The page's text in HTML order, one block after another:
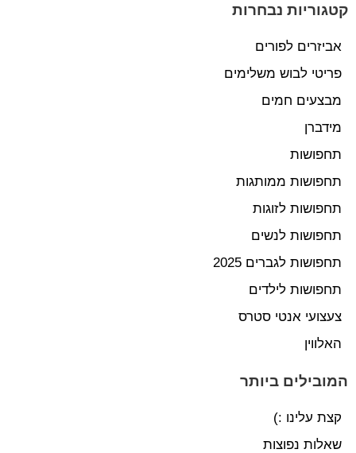
קטגוריות נבחרות
אביזרים לפורים
פריטי לבוש משלימים
מבצעים חמים
מידברן
תחפושות
תחפושות ממותגות
תחפושות לזוגות
תחפושות לנשים
תחפושות לגברים 2025
תחפושות לילדים
צעצועי אנטי סטרס
האלווין
המובילים ביותר
קצת עלינו :)
שאלות נפוצות